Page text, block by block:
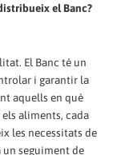
el Banc?
El Banc té un
i garantir la
aquells en què
aliments, cada
les necessitats de
un seguiment de